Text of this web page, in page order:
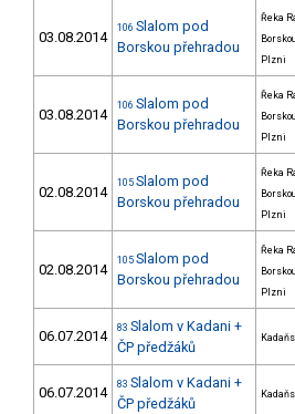
03.08.2014
106 Slalom pod
Borskou přehradou
Řeka
Plzni
03.08.2014
106 Slalom pod
Borskou přehradou
Řeka
Plzni
02.08.2014
105 Slalom pod
Borskou přehradou
Řeka
Plzni
02.08.2014
105 Slalom pod
Borskou přehradou
Řeka
Plzni
06.07.2014 83 Slalom v Kadani +
ČP předžáků
06.07.2014 83 Slalom v Kadani +
ČP předžáků